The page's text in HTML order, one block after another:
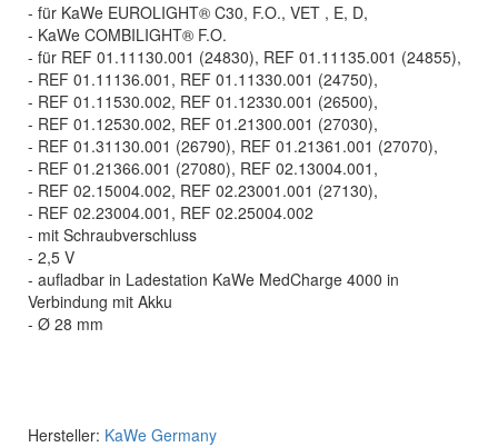
- für KaWe EUROLIGHT® C30, F.O., VET , E, D,
- KaWe COMBILIGHT® F.O.
- für REF 01.11130.001 (24830), REF 01.11135.001 (24855),
- REF 01.11136.001, REF 01.11330.001 (24750),
- REF 01.11530.002, REF 01.12330.001 (26500),
- REF 01.12530.002, REF 01.21300.001 (27030),
- REF 01.31130.001 (26790), REF 01.21361.001 (27070),
- REF 01.21366.001 (27080), REF 02.13004.001,
- REF 02.15004.002, REF 02.23001.001 (27130),
- REF 02.23004.001, REF 02.25004.002
- mit Schraubverschluss
- 2,5 V
- aufladbar in Ladestation KaWe MedCharge 4000 in
Verbindung mit Akku
- Ø 28 mm
Hersteller: KaWe Germany